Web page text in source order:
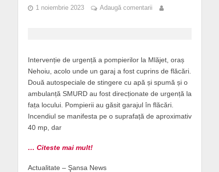
1 noiembrie 2023 Adaugă comentarii
Intervenție de urgență a pompierilor la Mlăjet, oraș
Nehoiu, acolo unde un garaj a fost cuprins de flăcări.
Două autospeciale de stingere cu apă și spumă și o
ambulanță SMURD au fost direcționate de urgență la
fața locului. Pompierii au găsit garajul în flăcări.
Incendiul se manifesta pe o suprafață de aproximativ
40 mp, dar
… Citeste mai mult!
Actualitate – Şansa News